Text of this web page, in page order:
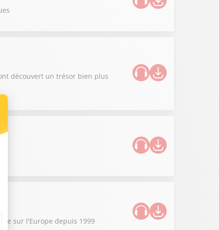
découvert un trésor bien plus
sur l'Europe depuis 1999